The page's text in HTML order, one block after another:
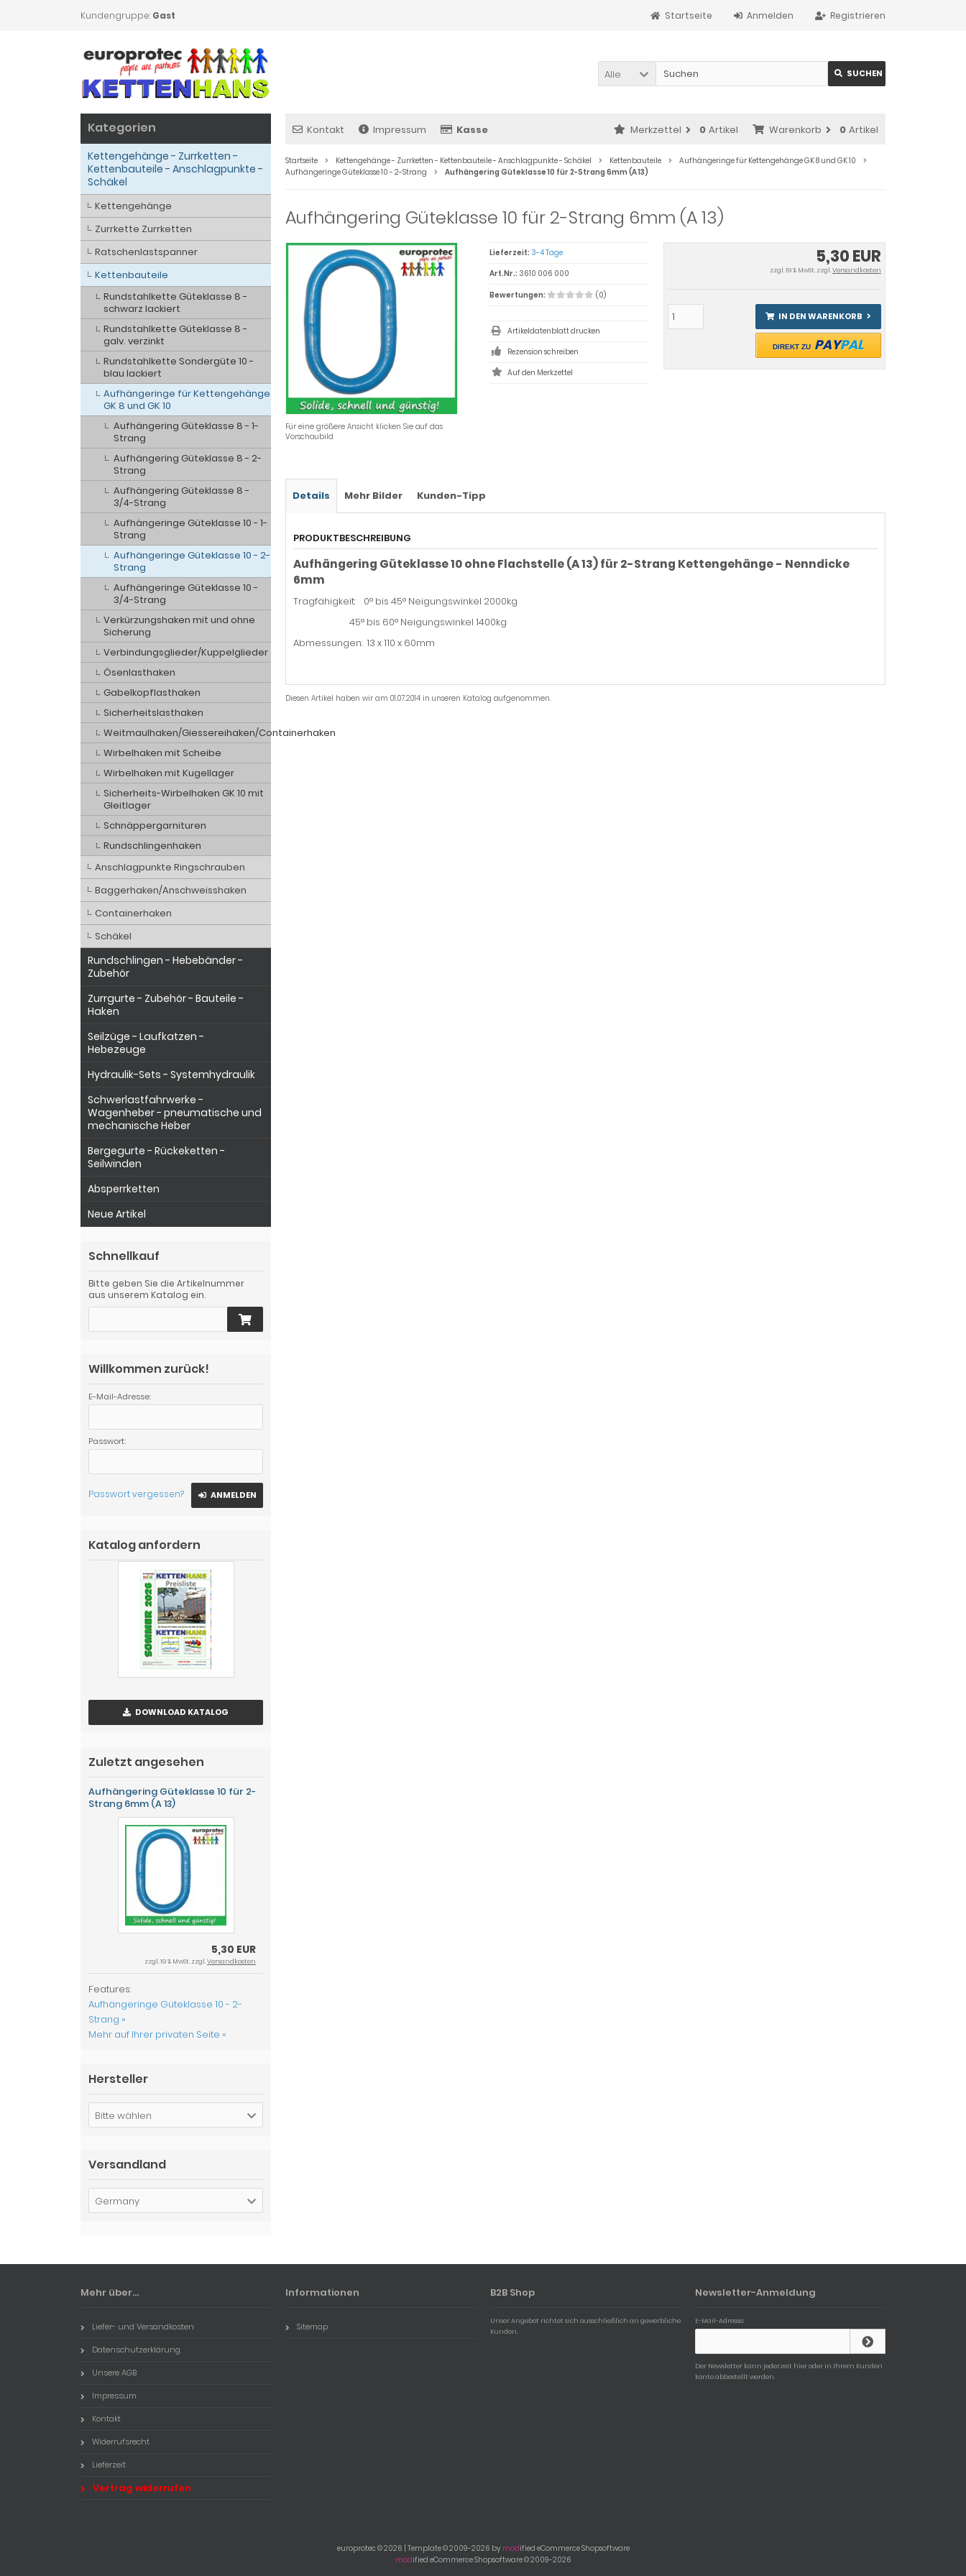
Kundengruppe: Gast Registrieren
Anmelden
Startseite
Alle SUCHEN
Kontakt Impressum Kasse Warenkorb 0 Artikel
Merkzettel 0 Artikel
Startseite Kettengehänge - Zurrketten - Kettenbauteile - Anschlagpunkte - Schäkel Kettenbauteile
Aufhängeringe für Kettengehänge GK 8 und GK 10
Aufhängeringe Güteklasse 10 - 2-Strang
Aufhängering Güteklasse 10 für 2-Strang 6mm (A 13)
Aufhängering Güteklasse 10 für 2-Strang 6mm (A 13)
Für eine größere Ansicht klicken Sie auf das
Vorschaubild
5,30 EUR
zzgl. 19 % MwSt. zzgl.Versandkosten
IN DEN WARENKORB
DIREKT ZU PAYPAL
Lieferzeit: 3-4 Tage
Art.Nr.: 3610 006 000
Bewertungen:
(0)
Artikeldatenblatt drucken
Rezension schreiben
Details Mehr Bilder Kunden-Tipp
PRODUKTBESCHREIBUNG
Aufhängering Güteklasse 10 ohne Flachstelle (A 13) für 2-Strang Kettengehänge - Nenndicke
6mm
Tragfähigkeit: 0° bis 45° Neigungswinkel 2000kg
45° bis 60° Neigungswinkel 1400kg
Abmessungen: 13 x 110 x 60mm
Diesen Artikel haben wir am 01.07.2014 in unseren Katalog aufgenommen.
Kategorien
Kettengehänge - Zurrketten -
Kettenbauteile - Anschlagpunkte -
Schäkel
Kettengehänge
Zurrkette Zurrketten
Ratschenlastspanner
Kettenbauteile
Rundstahlkette Güteklasse 8 -
schwarz lackiert
Rundstahlkette Güteklasse 8 -
galv. verzinkt
Rundstahlkette Sondergüte 10 -
blau lackiert
Aufhängeringe für Kettengehänge
GK 8 und GK 10
Aufhängering Güteklasse 8 - 1-
Strang
Aufhängering Güteklasse 8 - 2-
Strang
Aufhängering Güteklasse 8 -
3/4-Strang
Aufhängeringe Güteklasse 10 - 1-
Strang
Aufhängeringe Güteklasse 10 - 2-
Strang
Aufhängeringe Güteklasse 10 -
3/4-Strang
Verkürzungshaken mit und ohne
Sicherung
Verbindungsglieder/Kuppelglieder
Ösenlasthaken
Gabelkopflasthaken
Sicherheitslasthaken
Weitmaulhaken/Giessereihaken/Containerhaken
Wirbelhaken mit Scheibe
Wirbelhaken mit Kugellager
Sicherheits-Wirbelhaken GK 10 mit
Gleitlager
Schnäppergarnituren
Rundschlingenhaken
Anschlagpunkte Ringschrauben
Baggerhaken/Anschweisshaken
Containerhaken
Schäkel
Rundschlingen - Hebebänder -
Zubehör
Zurrgurte - Zubehör - Bauteile -
Haken
Seilzüge - Laufkatzen -
Hebezeuge
Hydraulik-Sets - Systemhydraulik
Schwerlastfahrwerke -
Wagenheber - pneumatische und
mechanische Heber
Bergegurte - Rückeketten -
Seilwinden
Absperrketten
Neue Artikel
Schnellkauf
Bitte geben Sie die Artikelnummer
aus unserem Katalog ein.
Willkommen zurück!
E-Mail-Adresse:
Passwort:
Passwort vergessen? ANMELDEN
Katalog anfordern
DOWNLOAD KATALOG
Zuletzt angesehen
Aufhängering Güteklasse 10 für 2-
Strang 6mm (A 13)
5,30 EUR
zzgl. 19 % MwSt. zzgl.Versandkosten
Features:
Aufhängeringe Güteklasse 10 - 2-
Strang »
Mehr auf Ihrer privaten Seite »
Hersteller
Bitte wählen
Versandland
Germany
Mehr über...
Liefer- und Versandkosten
Datenschutzerklärung
Unsere AGB
Impressum
Kontakt
Widerrufsrecht
Lieferzeit
Vertrag widerrufen
Informationen
Sitemap
B2B Shop
Unser Angebot richtet sich ausschließlich an gewerbliche
Kunden.
Newsletter-Anmeldung
E-Mail-Adresse:
Der Newsletter kann jederzeit hier oder in Ihrem Kunden
konto abbestellt werden.
europrotec © 2026 | Template © 2009-2026 by modified eCommerce Shopsoftware
modified eCommerce Shopsoftware © 2009-2026